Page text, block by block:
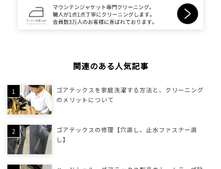
関連のある人気記事
ゴアテックスを家庭洗濯する方法と、クリーニング
のメリットについて
ゴアテックスの修理【穴直し、止水ファスナー直
し】